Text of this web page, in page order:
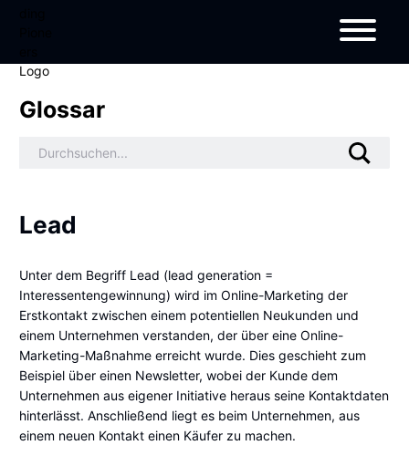
Glossar
Lead
Unter dem Begriff Lead (lead generation =
Interessentengewinnung) wird im Online-Marketing der
Erstkontakt zwischen einem potentiellen Neukunden und
einem Unternehmen verstanden, der über eine Online-
Marketing-Maßnahme erreicht wurde. Dies geschieht zum
Beispiel über einen Newsletter, wobei der Kunde dem
Unternehmen aus eigener Initiative heraus seine Kontaktdaten
hinterlässt. Anschließend liegt es beim Unternehmen, aus
einem neuen Kontakt einen Käufer zu machen.